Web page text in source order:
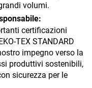
volumi.
certificazioni
TEX STANDARD
impegno verso la
produttivi sostenibili,
sicurezza per le